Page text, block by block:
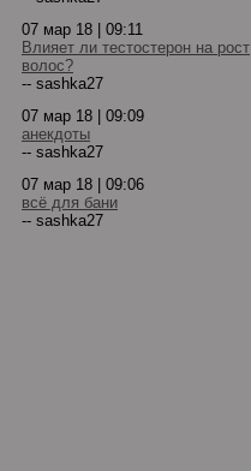
07 мар 18 | 09:11
Влияет ли тестостерон на рост
волос?
-- sashka27
07 мар 18 | 09:09
анекдоты
-- sashka27
07 мар 18 | 09:06
всё для бани
-- sashka27